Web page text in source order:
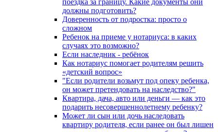
поездка за границу. Какие документы они
должны подготовить?
Доверенность от подростка: просто о
сложном
Ребенок на приеме у нотариуса: в каких
случаях это возможно?
Если наследник - ребёнок
Как нотариус помогает родителям решить
«детский вопрос»
"Если родители возьмут под опеку ребенка,
он может претендовать на наследство?"
Квартира, дача, авто или деньги — как это
подарить несовершеннолетнему ребенку?
Может ли сын или дочь наследовать
квартиру родителя, если ранее он был лишен